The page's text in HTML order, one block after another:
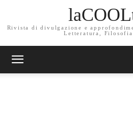
Rivista di divulgazione e
Letteratura,